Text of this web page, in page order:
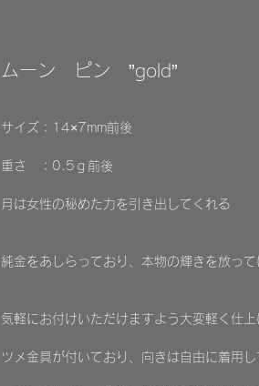
ムーン ピン ”gold”
サイズ：14×7mm前後
重さ ：0.5ｇ前後
月は女性の秘めた力を引き出してくれる
純金をあしらっており、本物の輝きを放って
気軽にお付けいただけますよう大変軽く仕上
ツメ金具が付いており、向きは自由に着用し